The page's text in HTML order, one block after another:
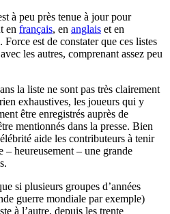
à peu près tenue à jour pour
en français, en anglais et en
Force est de constater que ces listes
les autres, comprenant assez peu
la liste ne sont pas très clairement
exhaustives, les joueurs qui y
être enregistrés auprès de
mentionnés dans la presse. Bien
aide les contributeurs à tenir
heureusement – une grande
si plusieurs groupes d’années
guerre mondiale par exemple)
à l’autre, depuis les trente